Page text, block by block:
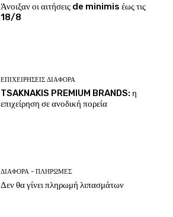
Άνοιξαν οι αιτήσεις de minimis έως τις
18/8
ΕΠΙΧΕΙΡΉΣΕΙΣ ΔΙΆΦΟΡΑ
TSAKNAKIS PREMIUM BRANDS: η
επιχείρηση σε ανοδική πορεία
ΔΙΆΦΟΡΑ - ΠΛΗΡΩΜΈΣ
Δεν θα γίνει πληρωμή λιπασμάτων